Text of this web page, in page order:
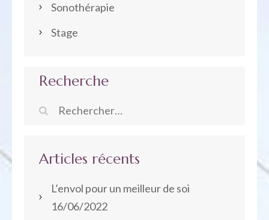
Sonothérapie
Stage
Recherche
Rechercher :
Articles récents
L’envol pour un meilleur de soi
16/06/2022